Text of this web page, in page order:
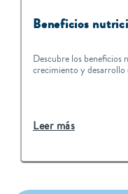
Beneficios
Descubre los beneficios
crecimiento y desarrollo
Leer más